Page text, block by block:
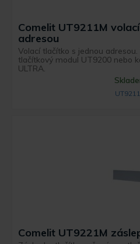
Comelit UT9211M
adresou
Volací tlačítko s jednou
tlačítkový modul UT9200 nebo
ULTRA.
Comelit UT9221M